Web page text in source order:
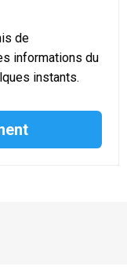
de
informations du
instants.